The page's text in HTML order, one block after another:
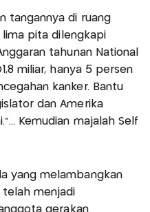
tangannya di ruang
pita dilengkapi
tahunan National
miliar, hanya 5 persen
kanker. Bantu
dan Amerika
Kemudian majalah Self
yang melambangkan
telah menjadi
gerakan